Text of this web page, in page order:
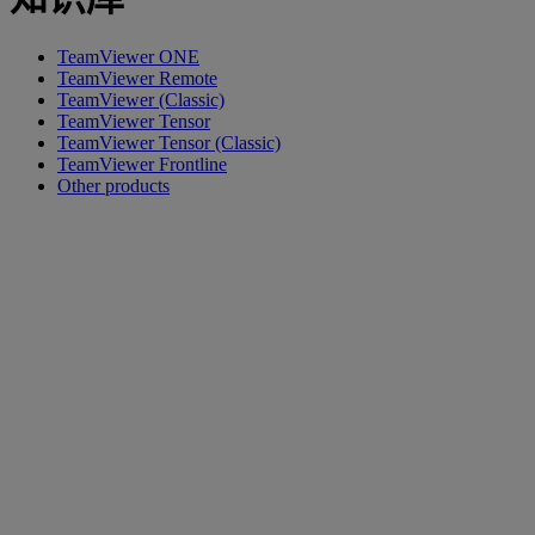
TeamViewer ONE
TeamViewer Remote
TeamViewer (Classic)
TeamViewer Tensor
TeamViewer Tensor (Classic)
TeamViewer Frontline
Other products